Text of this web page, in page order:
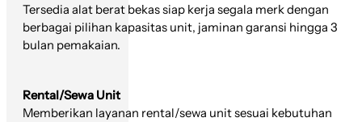
Tersedia alat berat bekas siap kerja segala merk dengan
berbagai pilihan kapasitas unit, jaminan garansi hingga 3
bulan pemakaian.
Rental/Sewa Unit
Memberikan layanan rental/sewa unit sesuai kebutuhan